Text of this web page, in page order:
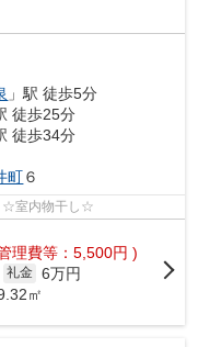
」駅 徒歩5分
徒歩25分
徒歩34分
町６
☆室内物干し☆
理費等：5,500円 )
礼金 6万円
㎡